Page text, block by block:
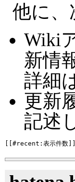
他に、
Wiki
新情
詳細
更新
記述